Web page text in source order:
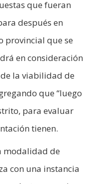
que fueran
después en
provincial que se
en consideración
la viabilidad de
que “luego
para evaluar
tienen.
modalidad de
con una instancia